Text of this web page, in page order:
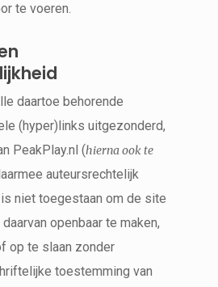
te voeren.
daartoe behorende
(hyper)links uitgezonderd,
PeakPlay.nl (hierna ook te
auteursrechtelijk
niet toegestaan om de site
openbaar te maken,
op te slaan zonder
toestemming van